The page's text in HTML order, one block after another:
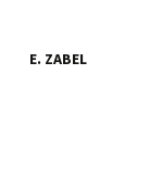
E. ZABEL